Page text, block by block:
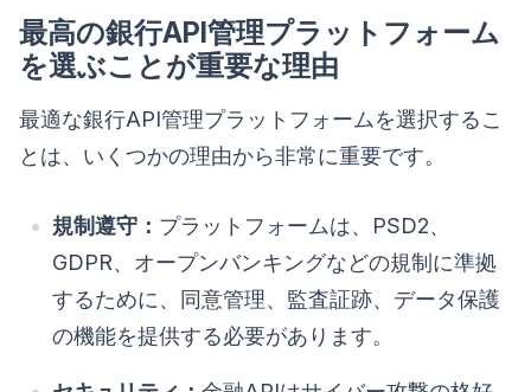
最高の銀行API管理プラットフォーム
を選ぶことが重要な理由
最適な銀行API管理プラットフォームを選択するこ
とは、いくつかの理由から非常に重要です。
規制遵守： プラットフォームは、PSD2、
GDPR、オープンバンキングなどの規制に準拠
するために、同意管理、監査証跡、データ保護
の機能を提供する必要があります。